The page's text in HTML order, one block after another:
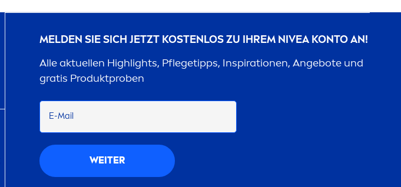
MELDEN SIE SICH JETZT KOSTENLOS ZU IHREM NIVEA KONTO AN!
Alle aktuellen Highlights, Pflegetipps, Inspirationen, Angebote und
gratis Produktproben
E-Mail
WEITER